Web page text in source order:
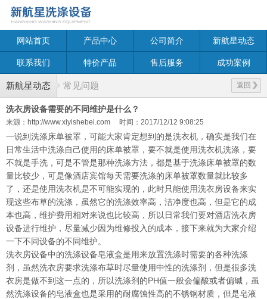
网站首页 产品中心 公司简介 新航星动态
联系我们 特价产品 售后服务 成功案例
新航星动态 返回
常见问题
洗衣房设备需要的不同维护是什么？
来源：http://www.xiyishebei.com 时间：2017/12/12 9:08:25
一说到洗涤床单被罩，可能大家肯定想到的是洗衣机，确实是我们在
日常生活中洗涤自己使用的床单被罩，要不就是使用洗衣机洗涤，要
不就是手洗，可是不管是那种洗涤方法，都是基于洗涤床单被罩的数
量比较少，可是像酒店宾馆每天需要洗涤的床单被罩数量就比较多
了，还是使用洗衣机是不可能实现的，此时只能使用洗衣房设备来实
现这些布草的洗涤，虽然它的洗涤效率高，洁净度也高，但是它的成
本也高，维护费用相对来说也比较高，所以日常我们要对酒店洗衣房
设备进行维护，尽量减少因为维修投入的成本，接下来就为大家介绍
一下不同设备的不同维护。
洗衣房设备中的洗涤设备皂液盒是用来放置洗涤时需要的各种洗涤
剂，虽然洗衣房要求洗涤布草时尽量使用中性的洗涤剂，但是很多洗
衣房是做不到这一点的，所以洗涤剂的PH值一般会偏酸或者偏碱，虽
然洗涤设备的皂液盒也是采用的耐腐蚀性高的不锈钢材质，但是皂液